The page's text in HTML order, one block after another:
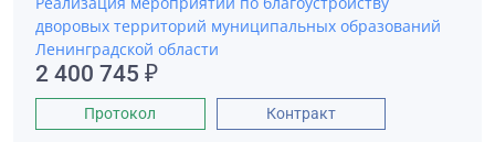
дворовых территорий муниципальных образований
Ленинградской области
2 400 745 ₽
Протокол Контракт